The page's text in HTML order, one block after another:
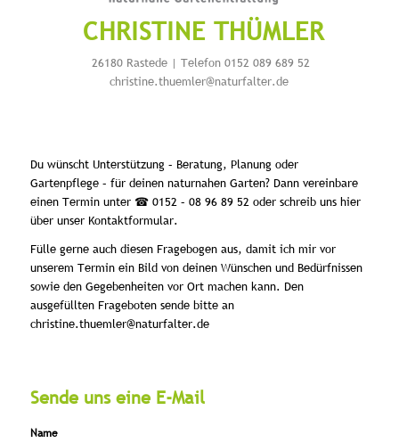
CHRISTINE THÜMLER
26180 Rastede | Telefon 0152 089 689 52
christine.thuemler@naturfalter.de
Du wünscht Unterstützung – Beratung, Planung oder
Gartenpflege – für deinen naturnahen Garten? Dann vereinbare
einen Termin unter ☎ 0152 – 08 96 89 52 oder schreib uns hier
über unser Kontaktformular.
Fülle gerne auch diesen Fragebogen aus, damit ich mir vor
unserem Termin ein Bild von deinen Wünschen und Bedürfnissen
sowie den Gegebenheiten vor Ort machen kann. Den
ausgefüllten Frageboten sende bitte an
christine.thuemler@naturfalter.de
Sende uns eine E-Mail
Name